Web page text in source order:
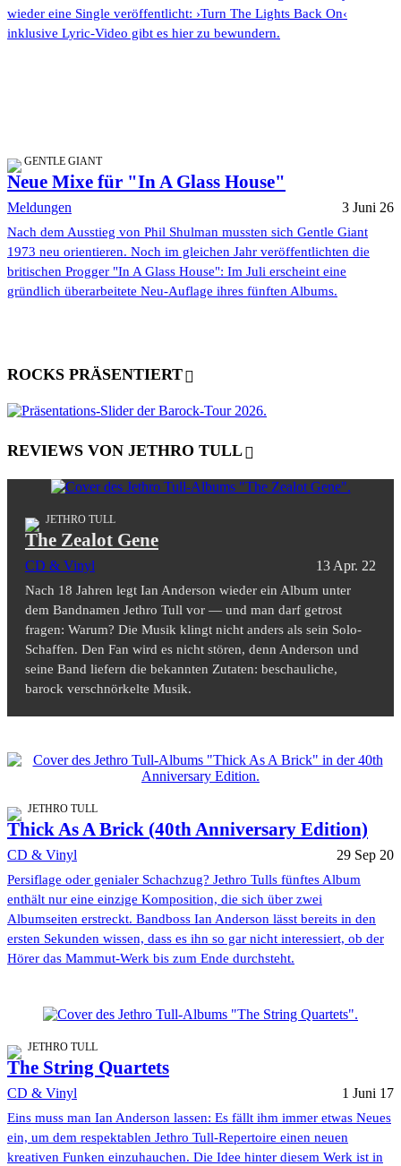
wieder eine Single veröffentlicht: ›Turn The Lights Back On‹
inklusive Lyric-Video gibt es hier zu bewundern.
GENTLE GIANT
Neue Mixe für "In A Glass House"
Meldungen 3 Juni 26
Nach dem Ausstieg von Phil Shulman mussten sich Gentle Giant
1973 neu orientieren. Noch im gleichen Jahr veröffentlichten die
britischen Progger "In A Glass House": Im Juli erscheint eine
gründlich überarbeitete Neu-Auflage ihres fünften Albums.
ROCKS PRÄSENTIERT
REVIEWS VON JETHRO TULL
JETHRO TULL
The Zealot Gene
CD & Vinyl 13 Apr. 22
Nach 18 Jahren legt Ian Anderson wieder ein Album unter
dem Bandnamen Jethro Tull vor — und man darf getrost
fragen: Warum? Die Musik klingt nicht anders als sein Solo-
Schaffen. Den Fan wird es nicht stören, denn Anderson und
seine Band liefern die bekannten Zutaten: beschauliche,
barock verschnörkelte Musik.
JETHRO TULL
Thick As A Brick (40th Anniversary Edition)
CD & Vinyl 29 Sep 20
Persiflage oder genialer Schachzug? Jethro Tulls fünftes Album
enthält nur eine einzige Komposition, die sich über zwei
Albumseiten erstreckt. Bandboss Ian Anderson lässt bereits in den
ersten Sekunden wissen, dass es ihn so gar nicht interessiert, ob der
Hörer das Mammut-Werk bis zum Ende durchsteht.
JETHRO TULL
The String Quartets
CD & Vinyl 1 Juni 17
Eins muss man Ian Anderson lassen: Es fällt ihm immer etwas Neues
ein, um dem respektablen Jethro Tull-Repertoire einen neuen
kreativen Funken einzuhauchen. Die Idee hinter diesem Werk ist in